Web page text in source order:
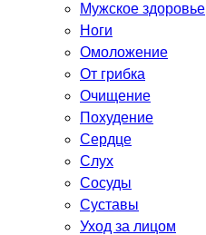
Мужское здоровье
Ноги
Омоложение
От грибка
Очищение
Похудение
Сердце
Слух
Сосуды
Суставы
Уход за лицом